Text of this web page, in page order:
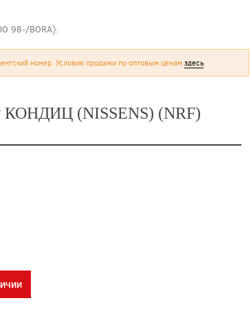
98-/BORA}.
номер. Условия продажи по оптовым ценам здесь.
(NISSENS) (NRF)